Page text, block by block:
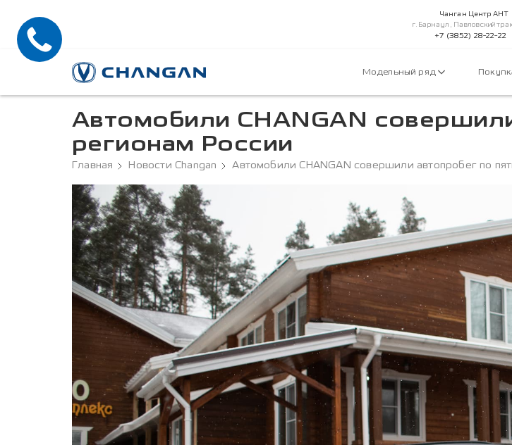
Чанган Центр АНТ
г.Барнаул, Павловский
+7 (3852) 28-22-22
Модельный ряд
Автомобили CHANGAN
регионам России
Главная Новости Changan Автомобили CHANGAN совершили автопробег по